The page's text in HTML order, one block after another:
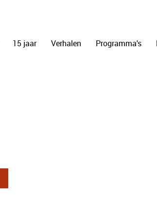
15 jaar Verhalen Programma's